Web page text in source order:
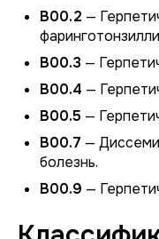
B00.2 —
B00.3 —
B00.4 —
B00.5 —
B00.7 —
болезнь.
B00.9 —